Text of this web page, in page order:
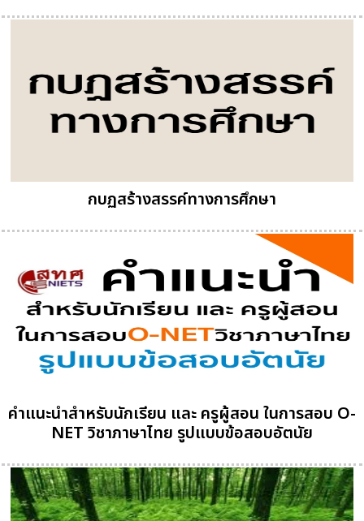
กบฏสร้างสรรค์ทางการศึกษา
คำแนะนำสำหรับนักเรียน และ ครูผู้สอน ในการสอบ O-
NET วิชาภาษาไทย รูปแบบข้อสอบอัตนัย